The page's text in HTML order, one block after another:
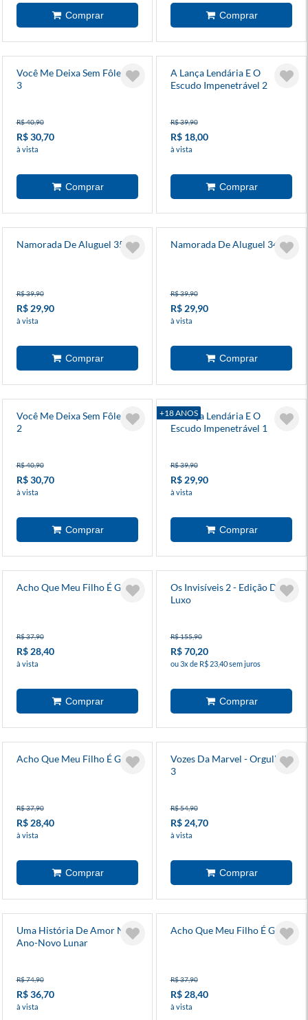
Você Me Deixa Sem Fôlego
3
R$ 40,90
R$ 30,70
à vista
A Lança Lendária E O
Escudo Impenetrável 2
R$ 39,90
R$ 18,00
à vista
Namorada De Aluguel 35
R$ 39,90
R$ 29,90
à vista
Namorada De Aluguel 34
R$ 39,90
R$ 29,90
à vista
Você Me Deixa Sem Fôlego
2
R$ 40,90
R$ 30,70
à vista
+18 ANOS
A Lança Lendária E O
Escudo Impenetrável 1
R$ 39,90
R$ 29,90
à vista
Acho Que Meu Filho É Gay 5
R$ 37,90
R$ 28,40
à vista
Os Invisíveis 2 - Edição De
Luxo
R$ 155,90
R$ 70,20
ou 3x de R$ 23,40 sem juros
Acho Que Meu Filho É Gay 4
R$ 37,90
R$ 28,40
à vista
Vozes Da Marvel - Orgulho
3
R$ 54,90
R$ 24,70
à vista
Uma História De Amor No
Ano-Novo Lunar
R$ 74,90
R$ 36,70
à vista
Acho Que Meu Filho É Gay 3
R$ 37,90
R$ 28,40
à vista